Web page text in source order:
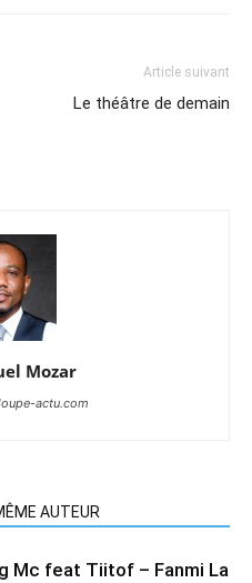
Article suivant
Le théâtre de demain
Mozar
actu.com
AUTEUR
Mc feat Tiitof – Fanmi La